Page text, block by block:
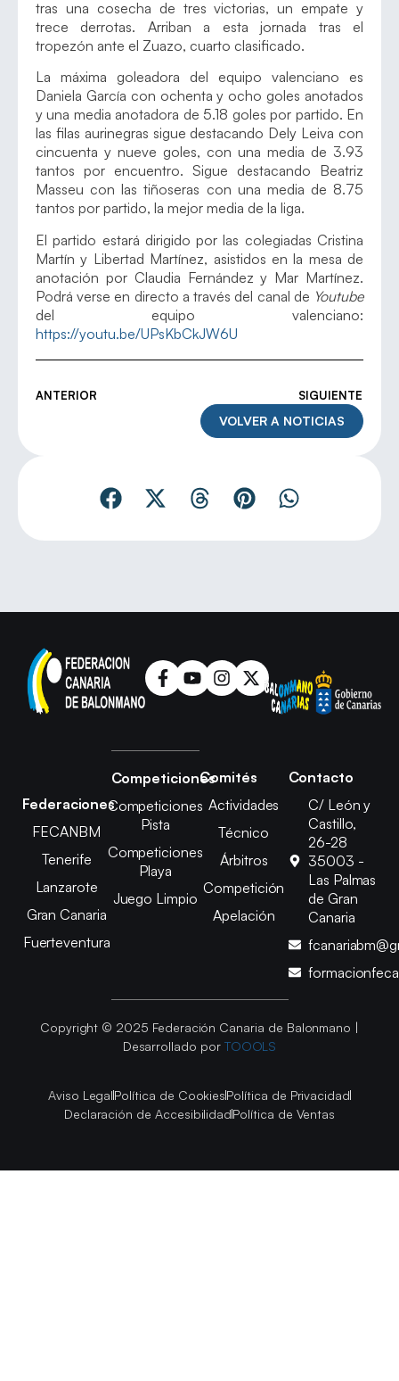
tras una cosecha de tres victorias, un empate y
trece derrotas. Arriban a esta jornada tras el
tropezón ante el Zuazo, cuarto clasificado.
La máxima goleadora del equipo valenciano es
Daniela García con ochenta y ocho goles anotados
y una media anotadora de 5.18 goles por partido. En
las filas aurinegras sigue destacando Dely Leiva con
cincuenta y nueve goles, con una media de 3.93
tantos por encuentro. Sigue destacando Beatriz
Masseu con las tiñoseras con una media de 8.75
tantos por partido, la mejor media de la liga.
El partido estará dirigido por las colegiadas Cristina
Martín y Libertad Martínez, asistidos en la mesa de
anotación por Claudia Fernández y Mar Martínez.
Podrá verse en directo a través del canal de Youtube
del equipo valenciano:
https://youtu.be/UPsKbCkJW6U
ANTERIOR SIGUIENTE
VOLVER A NOTICIAS
Federaciones
FECANBM
Tenerife
Lanzarote
Gran Canaria
Fuerteventura
Competiciones
Competiciones
Pista
Competiciones
Playa
Juego Limpio
Comités
Actividades
Técnico
Árbitros
Competición
Apelación
Contacto
C/ León y
Castillo,
26-28
35003 -
Las Palmas
de Gran
Canaria
Copyright © 2025 Federación Canaria de Balonmano |
Desarrollado por TOOOLS
Aviso LegalPolítica de CookiesPolítica de Privacidad
Declaración de AccesibilidadPolítica de Ventas